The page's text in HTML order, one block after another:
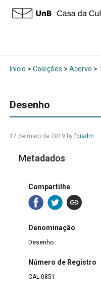
Início > Coleções > Acervo >
Desenho
17 de maio de 2019 byfciadm
Metadados
Compartilhe
Denominação
Desenho
Número de Registro
CAL.0851